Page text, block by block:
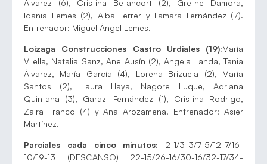
Álvarez (6), Cristina Betancort (2), Grethe Damora,
Idania Lemes (2), Alba Ferrer y Famara Fernández (7).
Entrenador: Miguel Ángel Lemes.
Loizaga Construcciones Castro Urdiales (19):María
Vilella, Natalia Sanz, Ane Ausín (2), Angela Landa, Tania
Álvarez, María García (4), Lorena Brizuela (2), María
Santos (2), Laura Haya, Nagore Luque, Adriana
Quintana (3), Garazi Fernández (1), Cristina Rodrigo,
Zaira Franco (4) y Ana Arozamena. Entrenador: Asier
Martínez.
Parciales cada cinco minutos: 2-1/3-3/7-5/12-7/16-
10/19-13 (DESCANSO) 22-15/26-16/30-16/32-17/34-